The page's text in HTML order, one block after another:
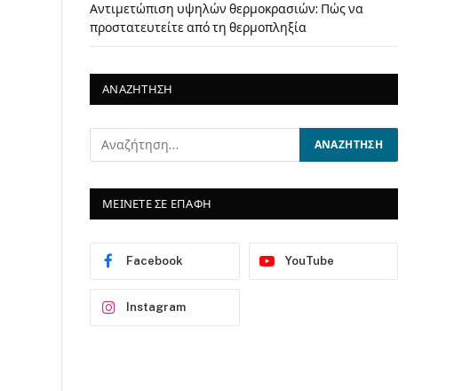
Αντιμετώπιση υψηλών θερμοκρασιών: Πώς να
προστατευτείτε από τη θερμοπληξία
ΑΝΑΖΗΤΗΣΗ
ΜΕΙΝΕΤΕ ΣΕ ΕΠΑΦΗ
Facebook YouTube
Instagram